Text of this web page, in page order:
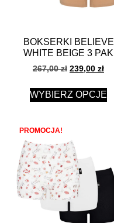
BOKSERKI BELIEVE
WHITE BEIGE 3 PAK
267,00zł 239,00 zł
WYBIERZ OPCJE
PROMOCJA!